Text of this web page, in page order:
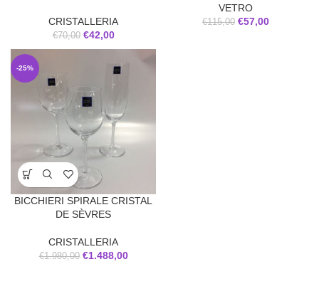
CRISTALLERIA
€70,00 €42,00
VETRO
€115,00 €57,00
-25%
BICCHIERI SPIRALE CRISTAL
DE SÈVRES
CRISTALLERIA
€1.980,00 €1.488,00